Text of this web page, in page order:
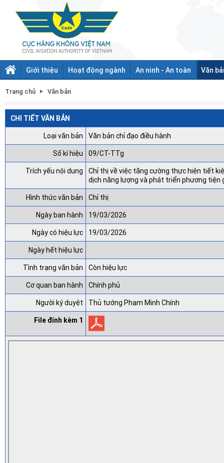
Giới thiệu Hoạt động ngành An ninh - An toàn Văn
Trang chủ Văn bản
CHI TIẾT VĂN BẢN
Loại văn bản
Văn bản chỉ đạo điều hành
Số kí hiệu
09/CT-TTg
Trích yếu nội dung
Chỉ thị về việc tăng cường thực hiện tiết
dịch năng lượng và phát triển phương tiện
Hình thức văn bản
Chỉ thị
Ngày ban hành
19/03/2026
Ngày có hiệu lực
19/03/2026
Ngày hết hiệu lực
Tình trạng văn bản
Còn hiệu lực
Cơ quan ban hành
Chính phủ
Người ký duyệt
Thủ tướng Phạm Minh Chính
File đính kèm 1